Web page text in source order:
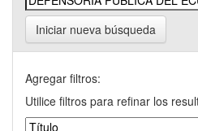
Iniciar nueva búsqueda
Agregar filtros:
Utilice filtros para refinar los